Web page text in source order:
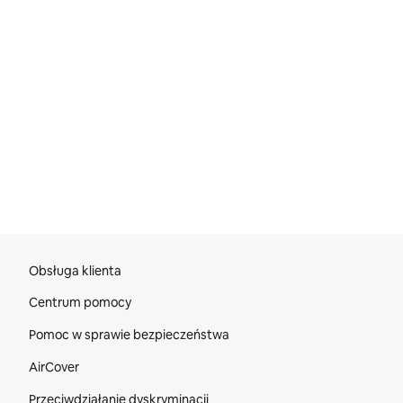
Obsługa klienta
Centrum pomocy
Pomoc w sprawie bezpieczeństwa
AirCover
Przeciwdziałanie dyskryminacji